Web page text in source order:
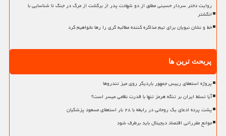
روایت دختر سردار حسینی مطلق از دو شهادت پدر از برگشت از مرگ در جنگ تا شناسایی با
انگشتر
خط و نشان نبویان برای تیم مذاکره کننده مطالبه گری را رها نخواهیم کرد
پربحث ترین ها
پروژه استعفای رییس جمهور باردیگر روی میز تندروها
آیا تسلط ایران بر تنگه هرمز تنها با قدرت نظامی میسر است؟
پشت پرده ادعای یک روحانی در رابطه با ۲۸ بار استعفای مسعود پزشکیان
موانع مقرراتی اقتصاد دیجیتال باید برطرف شود